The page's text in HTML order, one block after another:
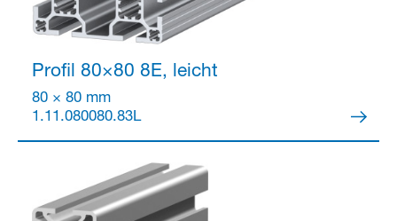
Profil 80×80 8E, leicht
80 × 80 mm
1.11.080080.83L